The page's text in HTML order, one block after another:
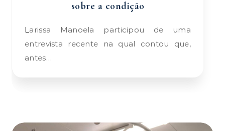
sobre a condição
Larissa Manoela participou de uma
entrevista recente na qual contou que,
antes…